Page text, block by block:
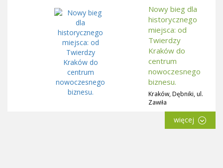
Nowy bieg dla
historycznego
miejsca: od
Twierdzy
Kraków do
centrum
nowoczesnego
biznesu.
Kraków, Dębniki, ul.
Zawiła
więcej